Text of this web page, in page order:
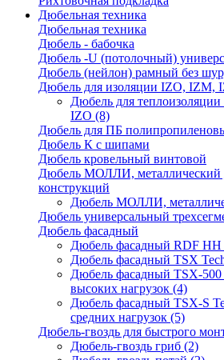
Дюбельная техника
Дюбельная техника
Дюбель - бабочка
Дюбель -U (потолочный)
Дюбель (нейлон) рамный без
Дюбель для изоляции IZO, IZM,
Дюбель для
IZO (8)
Дюбель для ПБ
Дюбель К с шипами
Дюбель кровельный винтовой
Дюбель МОЛЛИ, металлический
конструкций
Дюбель МОЛЛИ,
Дюбель универсальный
Дюбель фасадный
Дюбель фасадный RDF НН
Дюбель фасадный TSX
Дюбель фасадный TSX-500
высоких нагрузок (4)
Дюбель фасадный TSX-S
средних нагрузок (5)
Дюбель-гвоздь для быстрого
Дюбель-гвоздь гриб (2)